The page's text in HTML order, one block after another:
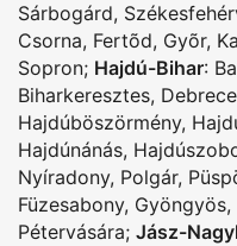
Sárbogárd,
Csorna, Fertõd, Gyõr,
Sopron; Hajdú-Bihar:
Biharkeresztes,
Hajdúböszörmény,
Hajdúnánás,
Nyíradony, Polgár,
Füzesabony, Gyöngyös,
Pétervására; Jász-